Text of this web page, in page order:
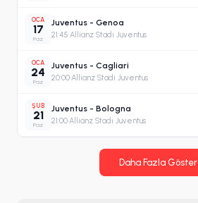
OCA
17
Paz
Juventus - Genoa
21:45·Allianz Stadı Juventus
OCA
24
Paz
Juventus - Cagliari
20:00·Allianz Stadı Juventus
ŞUB
21
Paz
Juventus - Bologna
21:00·Allianz Stadı Juventus
Daha Fazla Göster